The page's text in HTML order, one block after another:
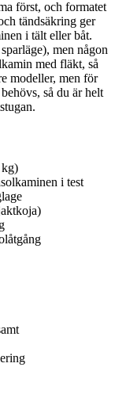
först, och formatet
tändsäkring ger
i tält eller båt.
men någon
med fläkt, så
modeller, men för
så du är helt
kg)
i test